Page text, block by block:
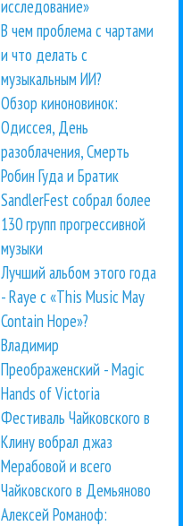
исследование»
В чем проблема с чартами
и что делать с
музыкальным ИИ?
Обзор киноновинок:
Одиссея, День
разоблачения, Смерть
Робин Гуда и Братик
SandlerFest собрал более
130 групп прогрессивной
музыки
Лучший альбом этого года
- Raye с «This Music May
Contain Hope»?
Владимир
Преображенский - Magic
Hands of Victoria
Фестиваль Чайковского в
Клину вобрал джаз
Мерабовой и всего
Чайковского в Демьяново
Алексей Романоф: